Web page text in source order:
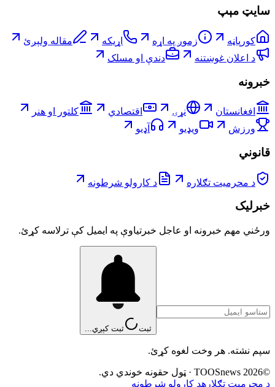
سایټ مېپ
کورپاڼه زموږ په اړه اړیکه
مقاله ولېږئ
د اعلان غوښتنه
دندې او مسلک
خبرونه
افغانستان نړۍ اقتصادي
کلتور او هنر
ورزش
ویډیو آډیو
قانوني
د محرمیت تګلاره د کارولو شرطونه
خبرلیک
ورځني مهم خبرونه او عاجل خبرتیاوې په ایمیل کې ترلاسه کړئ.
ثبت ثبت کېږي...
سپم نشته. هر وخت لغوه کړئ.
©
2026
TOOSnews
· ټول حقونه خوندي دي.
د محرمیت تګلارهد کارولو شرطونه